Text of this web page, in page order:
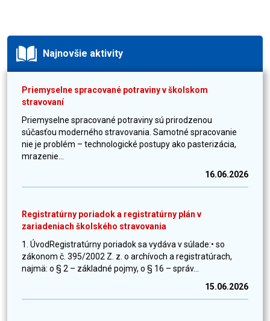
Najnovšie aktivity
Priemyselne spracované potraviny v školskom
stravovaní
Priemyselne spracované potraviny sú prirodzenou
súčasťou moderného stravovania. Samotné spracovanie
nie je problém – technologické postupy ako pasterizácia,
mrazenie...
16.06.2026
Registratúrny poriadok a registratúrny plán v
zariadeniach školského stravovania
1. ÚvodRegistratúrny poriadok sa vydáva v súlade:• so
zákonom č. 395/2002 Z. z. o archívoch a registratúrach,
najmä: o § 2 – základné pojmy, o § 16 – správ...
15.06.2026